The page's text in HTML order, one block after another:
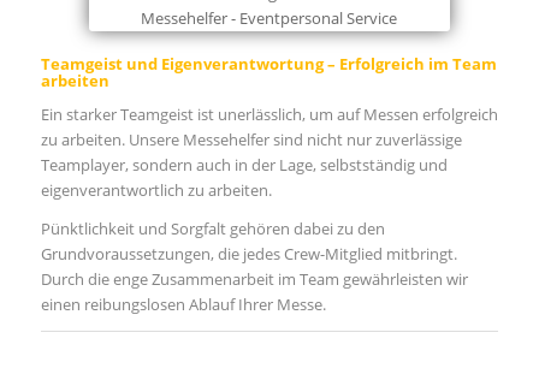
Teamgeist und Eigenverantwortung – Erfolgreich im Team
arbeiten
Ein starker Teamgeist ist unerlässlich, um auf Messen erfolgreich
zu arbeiten. Unsere Messehelfer sind nicht nur zuverlässige
Teamplayer, sondern auch in der Lage, selbstständig und
eigenverantwortlich zu arbeiten.
Pünktlichkeit und Sorgfalt gehören dabei zu den
Grundvoraussetzungen, die jedes Crew-Mitglied mitbringt.
Durch die enge Zusammenarbeit im Team gewährleisten wir
einen reibungslosen Ablauf Ihrer Messe.